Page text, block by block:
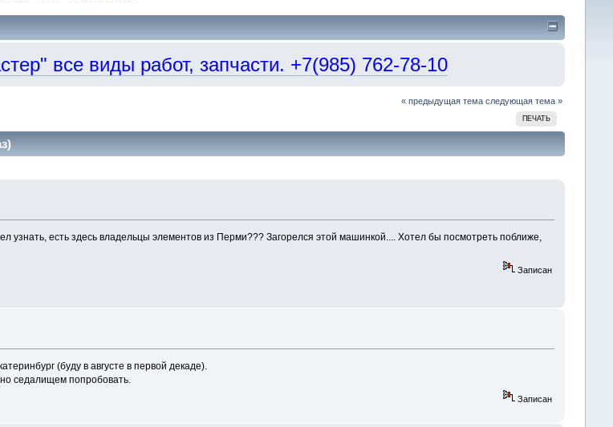
все виды работ, запчасти. +7(985) 762-78-10
« предыдущая тема следующая тема »
ПЕЧАТЬ
узнать, есть здесь владельцы элементов из Перми??? Загорелся этой машинкой.... Хотел бы посмотреть поближе,
Записан
(буду в августе в первой декаде).
седалищем попробовать.
Записан